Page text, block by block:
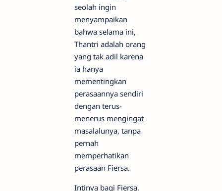
seolah ingin
menyampaikan
bahwa selama ini,
Thantri adalah orang
yang tak adil karena
ia hanya
mementingkan
perasaannya sendiri
dengan terus-
menerus mengingat
masalalunya, tanpa
pernah
memperhatikan
perasaan Fiersa.
Intinya bagi Fiersa,